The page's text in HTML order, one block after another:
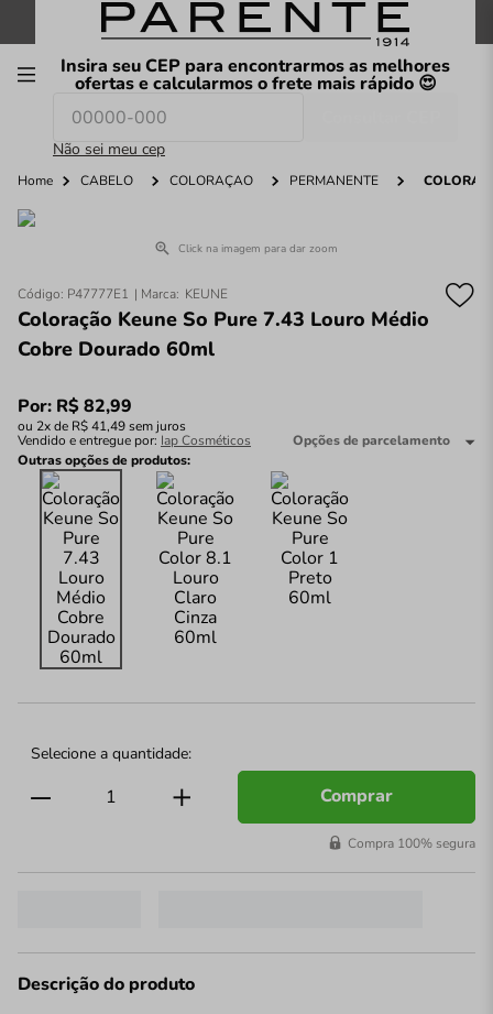
FRETE GRÁTIS nas compras a partir de R$199
Insira seu CEP para encontrarmos as melhores
ofertas e calcularmos o frete mais rápido 😍
Não sei meu cep
O que você procura hoje?
Home CABELO COLORAÇÃO PERMANENTE
Click na imagem para dar zoom
Código: P47777E1 KEUNE
Coloração Keune So Pure 7.43 Louro Médio
Cobre Dourado 60ml
Por: R$82,99
ou 2x de R$41,49sem juros
Vendido e entregue por: Iap Cosméticos
Opções de parcelamento
Outras opções de produtos:
Comprar
Compra 100% segura
Descrição do produto